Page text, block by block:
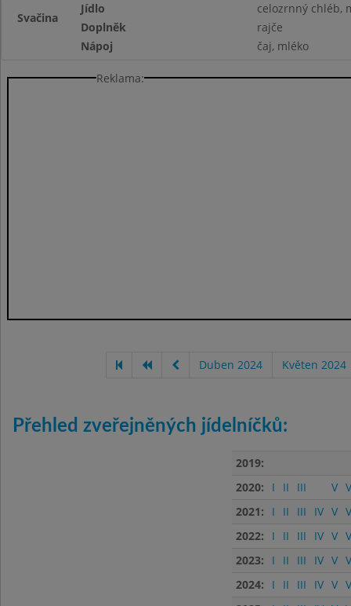
Svačina
Jídlo
celozrnný chléb,
Doplněk
rajče
Nápoj
čaj, mléko
Reklama:
Duben 2024 Květen 2024
Přehled zveřejněných jídelníčků:
2019:
2020:
I II III V
2021:
I II III IV V
2022:
I II III IV V
2023:
I II III IV V
2024:
I II III IV V